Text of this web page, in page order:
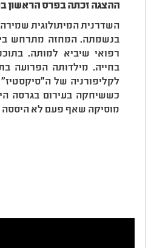
ההצגה זכתה בפרס הראשון
בנשמתה. המחזה מתרחש
רפואי שיביא למותה.
לקליפורניה של
כששיחקה בעירום בגרסה
מוסיקה שאף פעם לא היססה